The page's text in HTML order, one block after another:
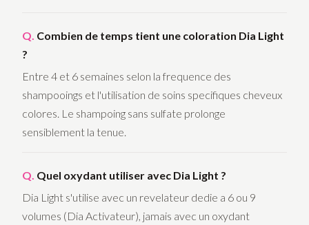
Combien de temps tient une coloration Dia Light
?
Entre 4 et 6 semaines selon la frequence des
shampooings et l'utilisation de soins specifiques cheveux
colores. Le shampoing sans sulfate prolonge
sensiblement la tenue.
Quel oxydant utiliser avec Dia Light ?
Dia Light s'utilise avec un revelateur dedie a 6 ou 9
volumes (Dia Activateur), jamais avec un oxydant